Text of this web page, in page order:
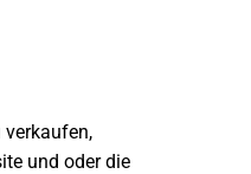
verkaufen,
und oder die